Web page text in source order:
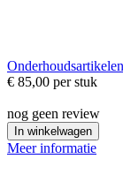
Onderhoudsartikelen
€ 85,00 per stuk
nog geen review
In winkelwagen
Meer informatie